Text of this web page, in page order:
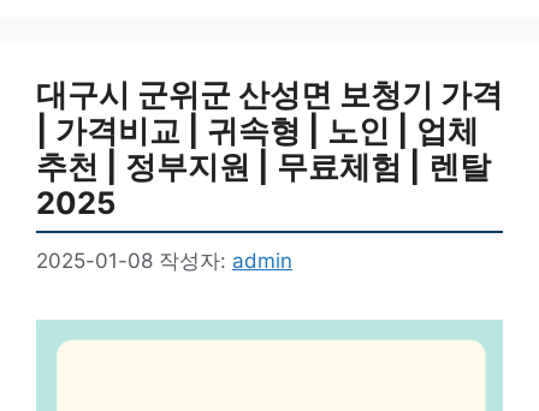
대구시 군위군 산성면 보청기 가격
| 가격비교 | 귀속형 | 노인 | 업체
추천 | 정부지원 | 무료체험 | 렌탈
2025
2025-01-08 작성자: admin